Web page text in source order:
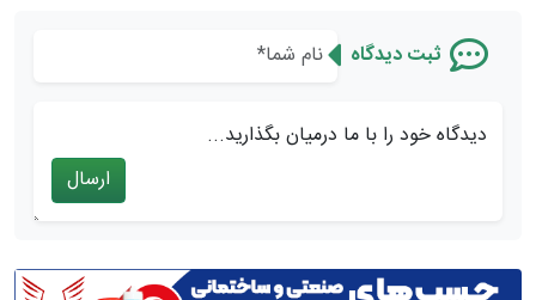
ثبت دیدگاه
دیدگاه خود را با ما درمیان بگذارید...
ارسال